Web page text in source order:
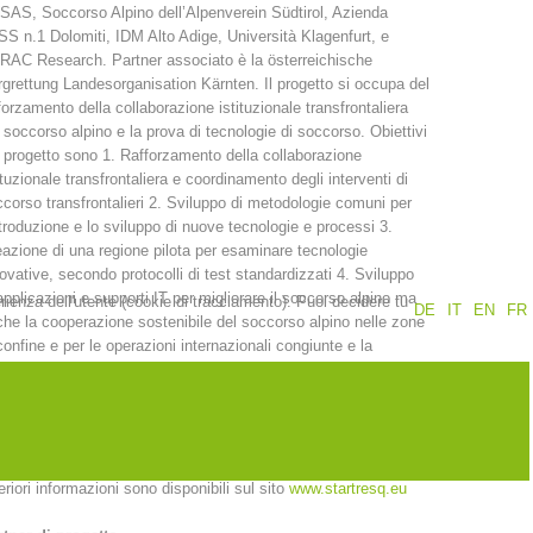
Contatti
Rapporti annuali
Formazione
Prevenzione PEER
Soccorso Alpino dell’Alpenverein Südtirol, Azienda
n.1 Dolomiti, IDM Alto Adige, Università Klagenfurt, e
Research. Partner associato è la österreichische
Landesorganisation Kärnten. Il progetto si occupa del
della collaborazione istituzionale transfrontaliera
soccorso alpino e la prova di tecnologie di soccorso. Obiettivi
progetto sono 1. Rafforzamento della collaborazione
transfrontaliera e coordinamento degli interventi di
transfrontalieri 2. Sviluppo di metodologie comuni per
e lo sviluppo di nuove tecnologie e processi 3.
di una regione pilota per esaminare tecnologie
secondo protocolli di test standardizzati 4. Sviluppo
e supporti IT per migliorare il soccorso alpino ma
la cooperazione sostenibile del soccorso alpino nelle zone
e per le operazioni internazionali congiunte e la
informazioni sono disponibili sul sito www.startresq.eu
DE
IT EN FR
dell'utente (cookie di tracciamento). Puoi decidere tu